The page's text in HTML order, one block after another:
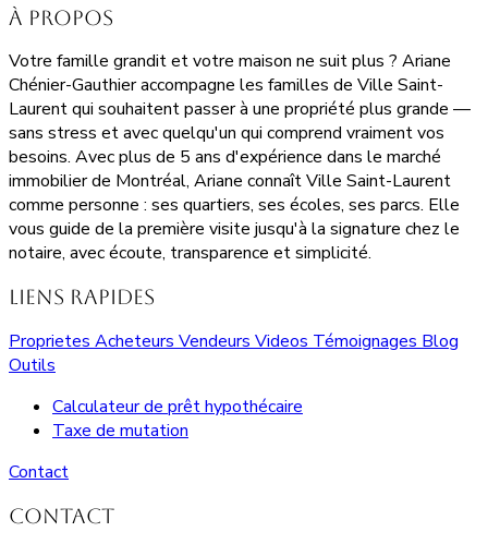
À propos
Votre famille grandit et votre maison ne suit plus ? Ariane
Chénier-Gauthier accompagne les familles de Ville Saint-
Laurent qui souhaitent passer à une propriété plus grande —
sans stress et avec quelqu'un qui comprend vraiment vos
besoins. Avec plus de 5 ans d'expérience dans le marché
immobilier de Montréal, Ariane connaît Ville Saint-Laurent
comme personne : ses quartiers, ses écoles, ses parcs. Elle
vous guide de la première visite jusqu'à la signature chez le
notaire, avec écoute, transparence et simplicité.
Liens rapides
Proprietes Acheteurs Vendeurs Videos Témoignages Blog
Outils
Calculateur de prêt hypothécaire
Taxe de mutation
Contact
Contact